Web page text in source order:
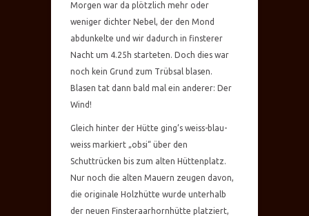
Morgen war da plötzlich mehr oder
weniger dichter Nebel, der den Mond
abdunkelte und wir dadurch in finsterer
Nacht um 4.25h starteten. Doch dies war
noch kein Grund zum Trübsal blasen.
Blasen tat dann bald mal ein anderer: Der
Wind!
Gleich hinter der Hütte ging’s weiss-blau-
weiss markiert „obsi“ über den
Schuttrücken bis zum alten Hüttenplatz.
Nur noch die alten Mauern zeugen davon,
die originale Holzhütte wurde unterhalb
der neuen Finsteraarhornhütte platziert,